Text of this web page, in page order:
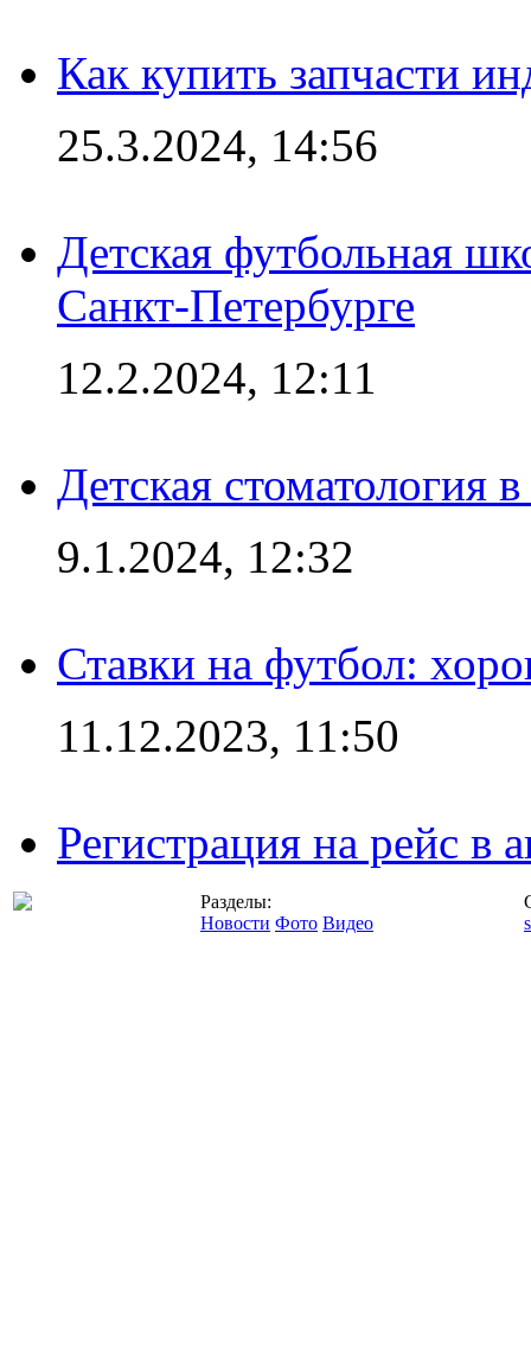
Как купить запчасти
25.3.2024, 14:56
Детская футбольная
Санкт-Петербурге
12.2.2024, 12:11
Детская стоматология
9.1.2024, 12:32
Ставки на футбол:
11.12.2023, 11:50
Регистрация на рейс в
Разделы:
Новости Фото Видео